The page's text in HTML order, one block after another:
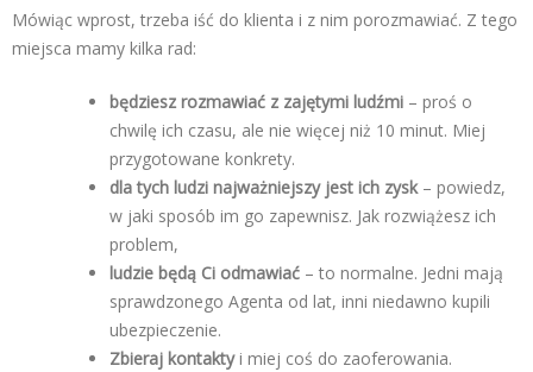
Mówiąc wprost, trzeba iść do klienta i z nim porozmawiać. Z tego
miejsca mamy kilka rad:
będziesz rozmawiać z zajętymi ludźmi – proś o
chwilę ich czasu, ale nie więcej niż 10 minut. Miej
przygotowane konkrety.
dla tych ludzi najważniejszy jest ich zysk – powiedz,
w jaki sposób im go zapewnisz. Jak rozwiążesz ich
problem,
ludzie będą Ci odmawiać – to normalne. Jedni mają
sprawdzonego Agenta od lat, inni niedawno kupili
ubezpieczenie.
Zbieraj kontaktyi miej coś do zaoferowania.